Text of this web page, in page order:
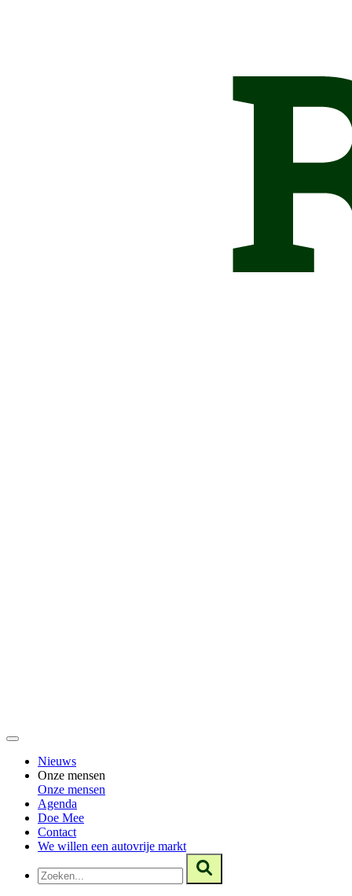
Nieuws
Onze mensen
Onze mensen
Agenda
Doe Mee
Contact
We willen een autovrije markt